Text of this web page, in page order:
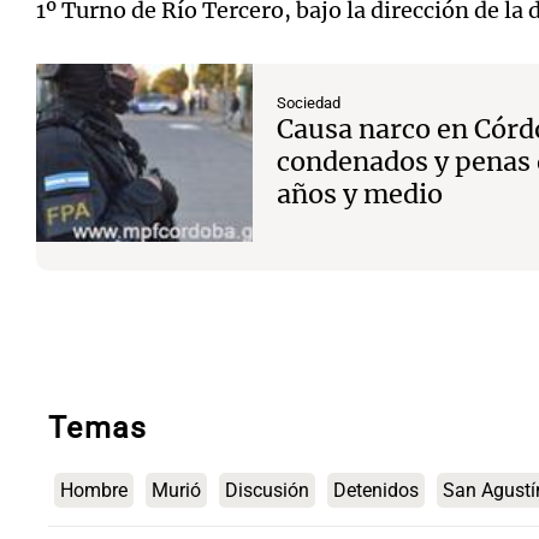
1º Turno de Río Tercero, bajo la dirección de la
Sociedad
Causa narco en
condenados y
años y medio
Temas
Hombre Murió Discusión Detenidos San